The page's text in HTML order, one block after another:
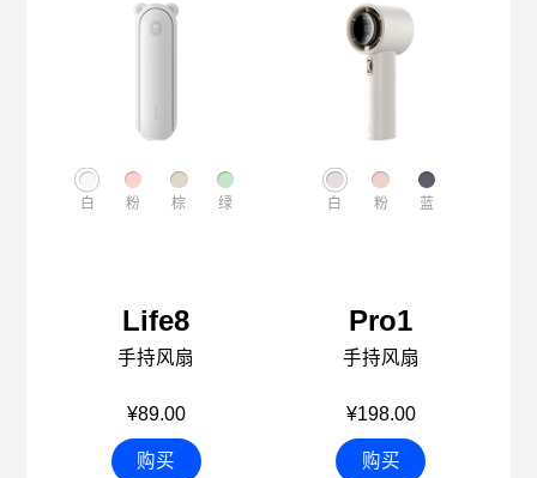
白 粉 棕 绿
Life8
手持风扇
¥89.00
购买
白 粉 蓝
Pro1
手持风扇
¥198.00
购买